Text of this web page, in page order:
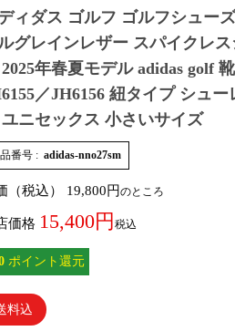
ィダス ゴルフ ゴルフシュー
グレインレザー スパイクレ
年春夏モデル adidas golf
／JH6156 紐タイプ シュ
ニセックス 小さいサイズ
番号 adidas-nno27sm
（税込） 19,800 のところ
価格 15,400 税込
ポイント還元
料込